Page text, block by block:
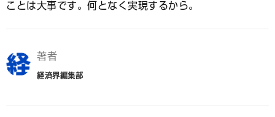
ことは大事です。何となく実現するから。
著者
経済界編集部